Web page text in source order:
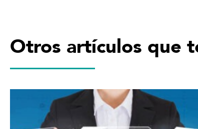
Otros artículos que